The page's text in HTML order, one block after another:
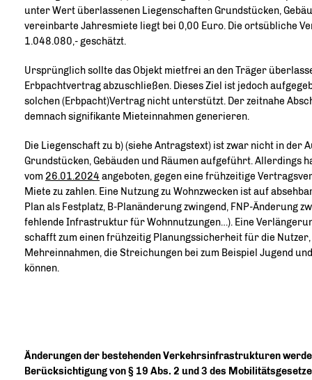
unter Wert überlassenen Liegenschaften Grundstücken,
vereinbarte Jahresmiete liegt bei 0,00 Euro. Die ortsübliche
1.048.080,- geschätzt.
Ursprünglich sollte das Objekt mietfrei an den Träger
Erbpachtvertrag abzuschließen. Dieses Ziel ist jedoch
solchen (Erbpacht)Vertrag nicht unterstützt. Der zeitnahe
demnach signifikante Mieteinnahmen generieren.
Die Liegenschaft zu b) (siehe Antragstext) ist zwar nicht in
Grundstücken, Gebäuden und Räumen aufgeführt. Allerdings
vom 26.01.2024 angeboten, gegen eine frühzeitige
Miete zu zahlen. Eine Nutzung zu Wohnzwecken ist auf
Plan als Festplatz, B-Planänderung zwingend, FNP-Änderung
fehlende Infrastruktur für Wohnnutzungen…). Eine
schafft zum einen frühzeitig Planungssicherheit für die
Mehreinnahmen, die Streichungen bei zum Beispiel Jugend
können.
Änderungen der bestehenden Verkehrsinfrastrukturen
Berücksichtigung von § 19 Abs. 2 und 3 des